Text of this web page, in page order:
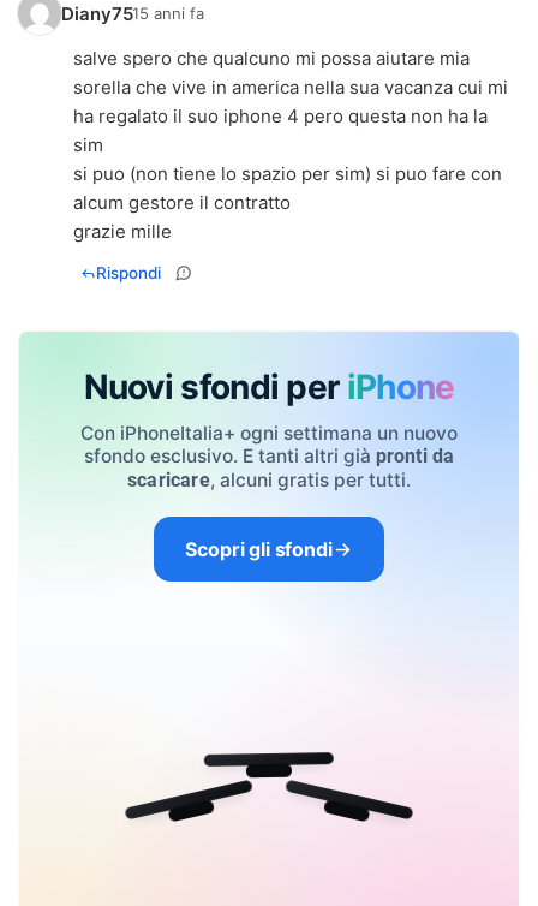
Diany7515 anni fa
salve spero che qualcuno mi possa aiutare mia
sorella che vive in america nella sua vacanza cui mi
ha regalato il suo iphone 4 pero questa non ha la
sim
si puo (non tiene lo spazio per sim) si puo fare con
alcum gestore il contratto
grazie mille
Rispondi
Nuovi sfondi per iPhone
Con iPhoneItalia+ ogni settimana un nuovo
sfondo esclusivo. E tanti altri già pronti da
scaricare, alcuni gratis per tutti.
Scopri gli sfondi